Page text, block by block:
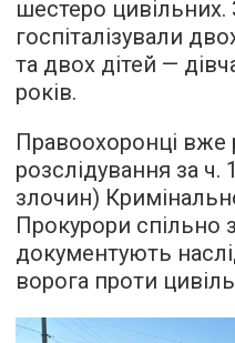
шестеро
госпіталізували
та двох дітей —
років.
Правоохоронці вже
розслідування за ч.
злочин)
Прокурори спільно
документують
ворога проти